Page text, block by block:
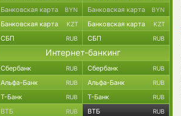
Банковская карта BYN Банковская карта BYN
Банковская карта KZT Банковская карта KZT
СБП RUB СБП RUB
Интернет-банкинг
Сбербанк RUB Сбербанк RUB
Альфа-Банк RUB Альфа-Банк RUB
Т-Банк RUB Т-Банк RUB
ВТБ RUB ВТБ RUB